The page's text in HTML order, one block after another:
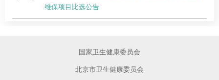
维保项目比选公告
国家卫生健康委员会
北京市卫生健康委员会